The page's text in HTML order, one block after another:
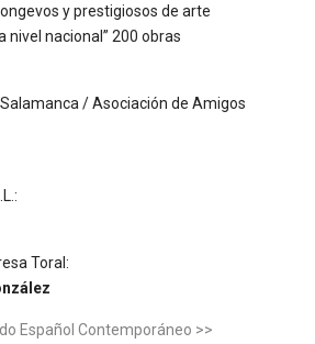
y prestigiosos de arte
nivel nacional” 200 obras
/ Asociación de Amigos
Toral:
Español Contemporáneo >>